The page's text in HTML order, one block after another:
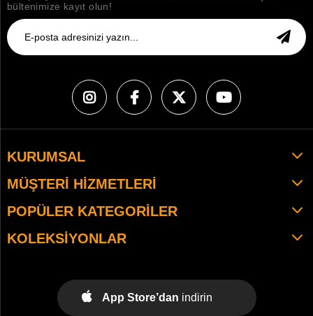
bültenimize kayıt olun!
KURUMSAL
MÜŞTERI HIZMETLERI
POPÜLER KATEGORILER
KOLEKSIYONLAR
App Store’dan indirin